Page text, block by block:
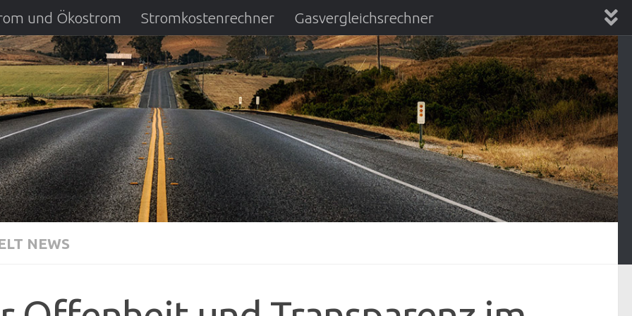
und Ökostrom Stromkostenrechner Gasvergleichsrechner
DSL Anbietervergleich Kreditvergleichsrechner
NEWS